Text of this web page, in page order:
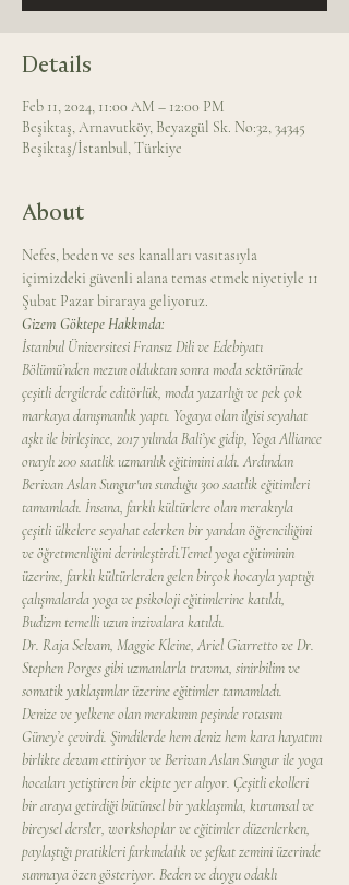
Details
Feb 11, 2024, 11:00 AM – 12:00 PM
Beşiktaş, Arnavutköy, Beyazgül Sk. No:32, 34345
Beşiktaş/İstanbul, Türkiye
About
Nefes, beden ve ses kanalları vasıtasıyla
içimizdeki güvenli alana temas etmek niyetiyle 11
Şubat Pazar biraraya geliyoruz.
Gizem Göktepe Hakkında:
İstanbul Üniversitesi Fransız Dili ve Edebiyatı
Bölümü’nden mezun olduktan sonra moda sektöründe
çeşitli dergilerde editörlük, moda yazarlığı ve pek çok
markaya danışmanlık yaptı. Yogaya olan ilgisi seyahat
aşkı ile birleşince, 2017 yılında Bali’ye gidip, Yoga Alliance
onaylı 200 saatlik uzmanlık eğitimini aldı. Ardından
Berivan Aslan Sungur'un sunduğu 300 saatlik eğitimleri
tamamladı. İnsana, farklı kültürlere olan merakıyla
çeşitli ülkelere seyahat ederken bir yandan öğrenciliğini
ve öğretmenliğini derinleştirdi.Temel yoga eğitiminin
üzerine, farklı kültürlerden gelen birçok hocayla yaptığı
çalışmalarda yoga ve psikoloji eğitimlerine katıldı,
Budizm temelli uzun inzivalara katıldı.
Dr. Raja Selvam, Maggie Kleine, Ariel Giarretto ve Dr.
Stephen Porges gibi uzmanlarla travma, sinirbilim ve
somatik yaklaşımlar üzerine eğitimler tamamladı.
Denize ve yelkene olan merakının peşinde rotasını
Güney’e çevirdi. Şimdilerde hem deniz hem kara hayatını
birlikte devam ettiriyor ve Berivan Aslan Sungur ile yoga
hocaları yetiştiren bir ekipte yer alıyor. Çeşitli ekolleri
bir araya getirdiği bütünsel bir yaklaşımla, kurumsal ve
bireysel dersler, workshoplar ve eğitimler düzenlerken,
paylaştığı pratikleri farkındalık ve şefkat zemini üzerinde
sunmaya özen gösteriyor. Beden ve duygu odaklı